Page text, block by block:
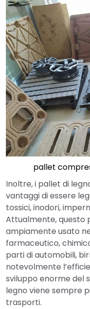
pallet
Inoltre, i pallet di
vantaggi di essere
tossici, inodori,
Attualmente, questo
ampiamente usato
farmaceutico,
parti di automobili,
notevolmente
sviluppo enorme del
legno viene sempre
trasporti.